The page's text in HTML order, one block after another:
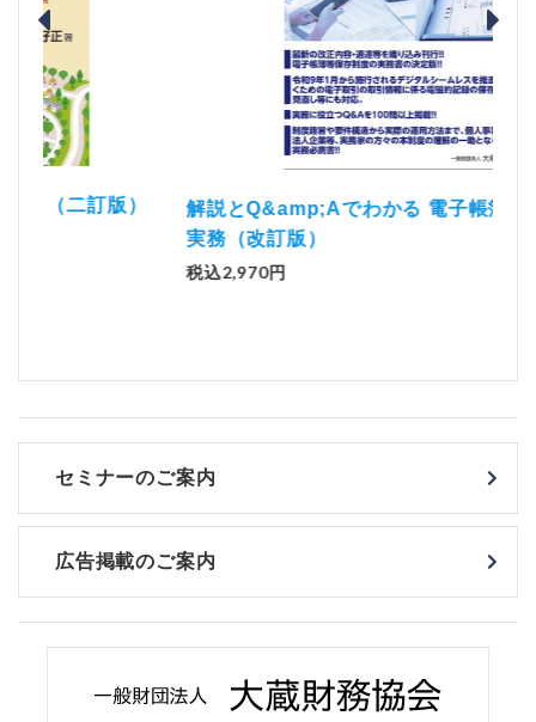
解説とQ&amp;Aでわかる 電子帳簿等保存制度の
実務（改訂版）
セミナーのご案内
広告掲載のご案内